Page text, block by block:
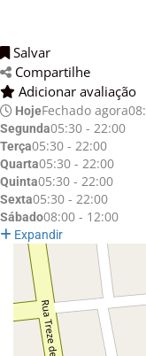
Salvar
Compartilhe
Adicionar avaliação
HojeFechado agora
Segunda05:30 - 22:00
Terça05:30 - 22:00
Quarta05:30 - 22:00
Quinta05:30 - 22:00
Sexta05:30 - 22:00
Sábado08:00 - 12:00
Expandir